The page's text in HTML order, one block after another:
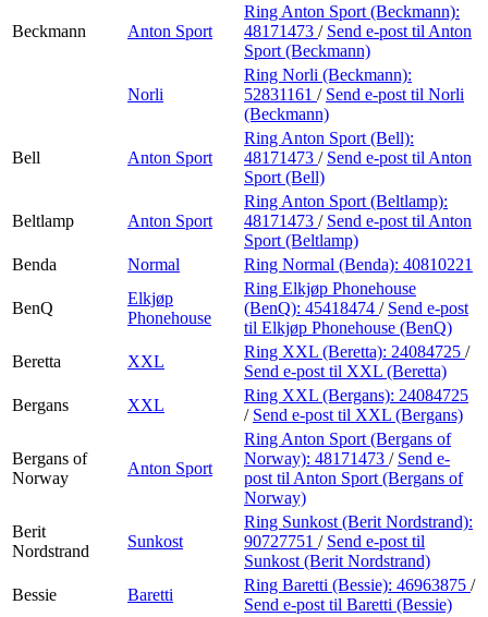
Beckmann Anton Sport
Ring Anton Sport (Beckmann):
48171473 / Send e-post til Anton
Sport (Beckmann)
Norli
Ring Norli (Beckmann):
52831161 / Send e-post til Norli
(Beckmann)
Bell Anton Sport
Ring Anton Sport (Bell):
48171473 / Send e-post til Anton
Sport (Bell)
Beltlamp Anton Sport
Ring Anton Sport (Beltlamp):
48171473 / Send e-post til Anton
Sport (Beltlamp)
Benda
Normal Ring Normal (Benda): 40810221
BenQ
Elkjøp
Phonehouse
Ring Elkjøp Phonehouse
(BenQ): 45418474 / Send e-post
til Elkjøp Phonehouse (BenQ)
Beretta
XXL
Ring XXL (Beretta): 24084725 /
Send e-post til XXL (Beretta)
Bergans
XXL
Ring XXL (Bergans): 24084725
/ Send e-post til XXL (Bergans)
Bergans of
Norway
Anton Sport
Ring Anton Sport (Bergans of
Norway): 48171473 / Send e-
post til Anton Sport (Bergans of
Norway)
Berit
Nordstrand
Sunkost
Ring Sunkost (Berit Nordstrand):
90727751 / Send e-post til
Sunkost (Berit Nordstrand)
Bessie
Baretti
Ring Baretti (Bessie): 46963875 /
Send e-post til Baretti (Bessie)